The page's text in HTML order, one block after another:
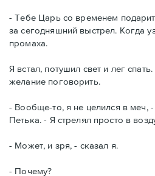
- Тебе Царь со временем
за сегодняшний выстрел. Когда
промаха.
Я встал, потушил свет и лег
желание поговорить.
- Вообще-то, я не целился в меч,
Петька. - Я стрелял просто в
- Может, и зря, - сказал я.
- Почему?